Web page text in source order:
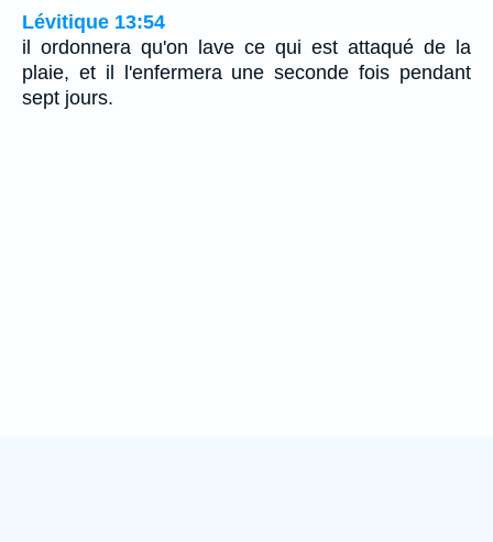
Lévitique 13:54
il ordonnera qu'on lave ce qui est attaqué de la
plaie, et il l'enfermera une seconde fois pendant
sept jours.